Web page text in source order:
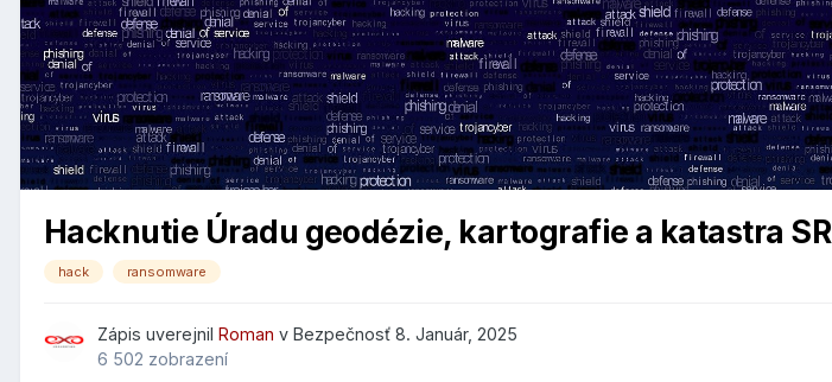
Hacknutie Úradu geodézie, kartografie a katastra SR
hack ransomware
Zápis uverejnil Roman v Bezpečnosť 8. Január, 2025
6 502 zobrazení